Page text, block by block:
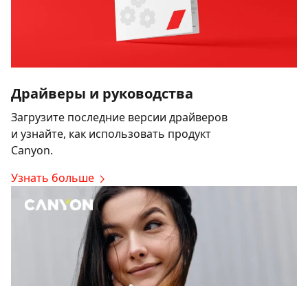
Драйверы и руководства
Загрузите последние версии драйверов
и узнайте, как использовать продукт
Canyon.
Узнать больше